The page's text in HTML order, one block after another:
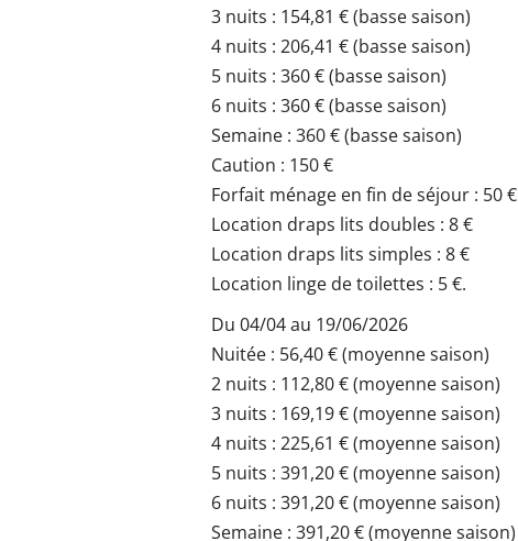
3 nuits : 154,81 € (basse saison)
4 nuits : 206,41 € (basse saison)
5 nuits : 360 € (basse saison)
6 nuits : 360 € (basse saison)
Semaine : 360 € (basse saison)
Caution : 150 €
Forfait ménage en fin de séjour : 50 €
Location draps lits doubles : 8 €
Location draps lits simples : 8 €
Location linge de toilettes : 5 €.
Du 04/04 au 19/06/2026
Nuitée : 56,40 € (moyenne saison)
2 nuits : 112,80 € (moyenne saison)
3 nuits : 169,19 € (moyenne saison)
4 nuits : 225,61 € (moyenne saison)
5 nuits : 391,20 € (moyenne saison)
6 nuits : 391,20 € (moyenne saison)
Semaine : 391,20 € (moyenne saison)